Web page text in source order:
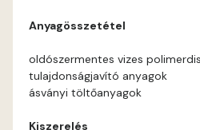
Anyagösszetétel
oldószermentes vizes
tulajdonságjavító anyagok
ásványi töltőanyagok
Kiszerelés